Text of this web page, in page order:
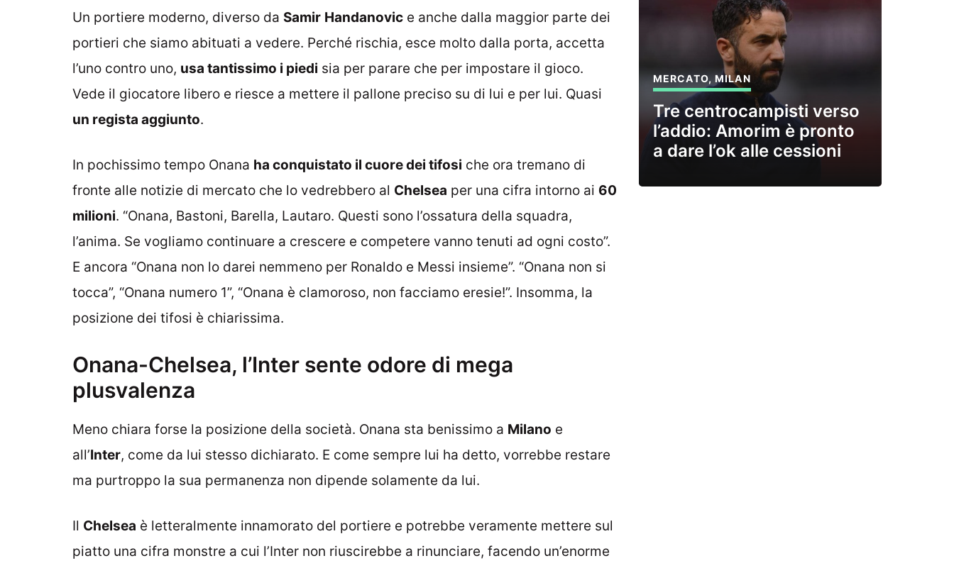
Un portiere moderno, diverso da Samir Handanovic e anche dalla maggior parte dei
portieri che siamo abituati a vedere. Perché rischia, esce molto dalla porta, accetta
l’uno contro uno, usa tantissimo i piedi sia per parare che per impostare il gioco.
Vede il giocatore libero e riesce a mettere il pallone preciso su di lui e per lui. Quasi
un regista aggiunto.
In pochissimo tempo Onana ha conquistato il cuore dei tifosi che ora tremano di
fronte alle notizie di mercato che lo vedrebbero al Chelsea per una cifra intorno ai 60
milioni. “Onana, Bastoni, Barella, Lautaro. Questi sono l’ossatura della squadra,
l’anima. Se vogliamo continuare a crescere e competere vanno tenuti ad ogni costo”.
E ancora “Onana non lo darei nemmeno per Ronaldo e Messi insieme”. “Onana non si
tocca”, “Onana numero 1”, “Onana è clamoroso, non facciamo eresie!”. Insomma, la
posizione dei tifosi è chiarissima.
Onana-Chelsea, l’Inter sente odore di mega
plusvalenza
Meno chiara forse la posizione della società. Onana sta benissimo a Milano e
all’Inter, come da lui stesso dichiarato. E come sempre lui ha detto, vorrebbe restare
ma purtroppo la sua permanenza non dipende solamente da lui.
Il Chelsea è letteralmente innamorato del portiere e potrebbe veramente mettere sul
piatto una cifra monstre a cui l’Inter non riuscirebbe a rinunciare, facendo un’enorme
MERCATO,MILAN
Tre centrocampisti verso
l’addio: Amorim è pronto
a dare l’ok alle cessioni